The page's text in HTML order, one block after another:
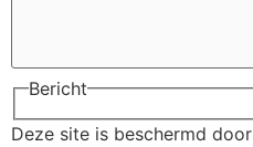
Bericht
Deze site is beschermd